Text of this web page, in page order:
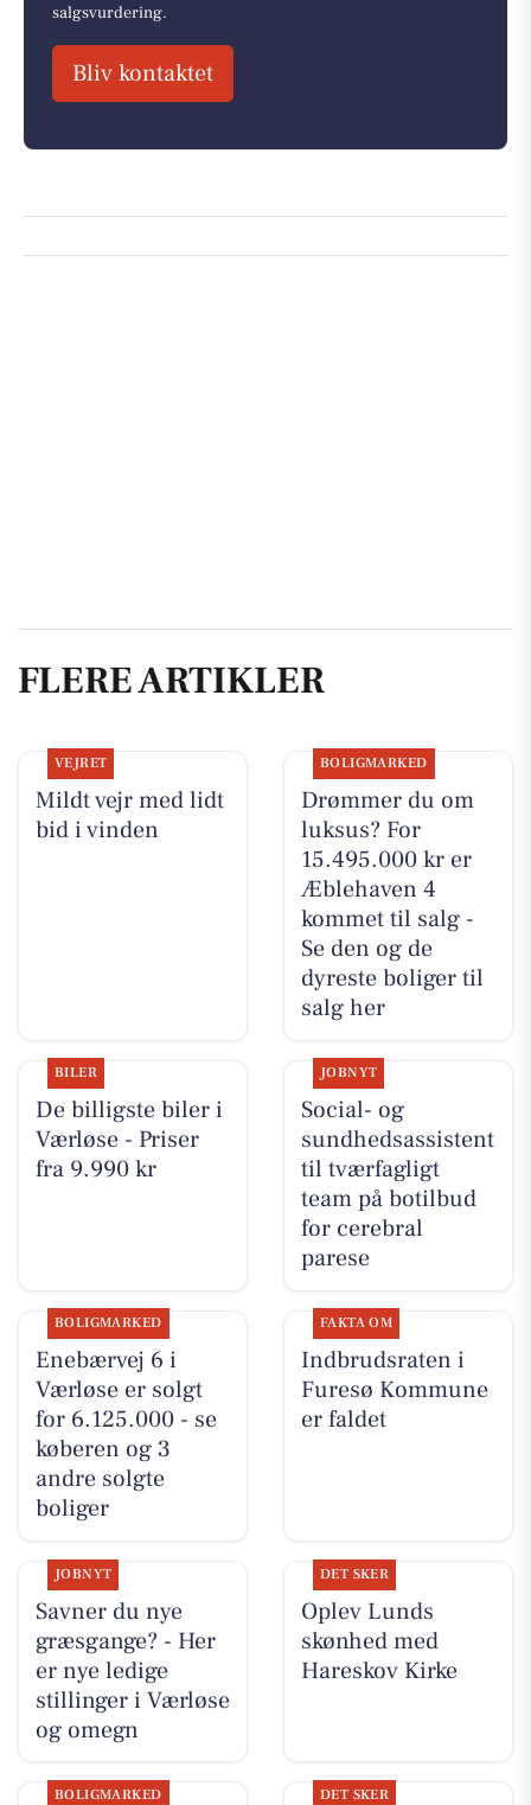
salgsvurdering.
Bliv kontaktet
FLERE ARTIKLER
VEJRET
Mildt vejr med lidt
bid i vinden
BOLIGMARKED
Drømmer du om
luksus? For
15.495.000 kr er
Æblehaven 4
kommet til salg -
Se den og de
dyreste boliger til
salg her
BILER
De billigste biler i
Værløse - Priser
fra 9.990 kr
JOBNYT
Social- og
sundhedsassistent
til tværfagligt
team på botilbud
for cerebral
parese
BOLIGMARKED
Enebærvej 6 i
Værløse er solgt
for 6.125.000 - se
køberen og 3
andre solgte
boliger
FAKTA OM
Indbrudsraten i
Furesø Kommune
er faldet
JOBNYT
Savner du nye
græsgange? - Her
er nye ledige
stillinger i Værløse
og omegn
DET SKER
Oplev Lunds
skønhed med
Hareskov Kirke
BOLIGMARKED DET SKER